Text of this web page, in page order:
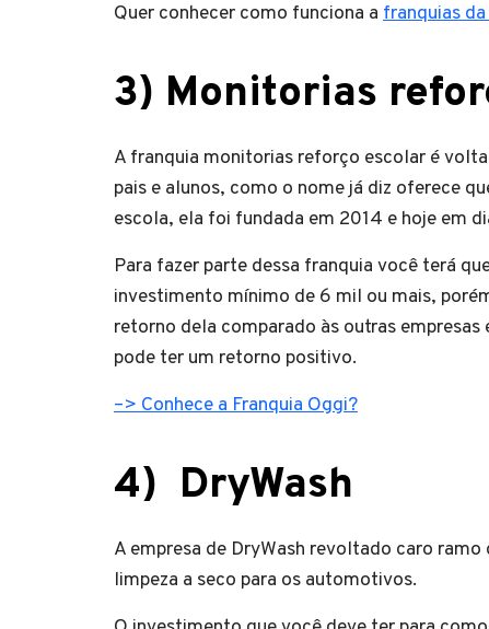
Quer conhecer como funciona a franquias
3) Monitorias
A franquia monitorias reforço escolar é
pais e alunos, como o nome já diz oferece
escola, ela foi fundada em 2014 e hoje em
Para fazer parte dessa franquia você terá
investimento mínimo de 6 mil ou mais,
retorno dela comparado às outras
pode ter um retorno positivo.
–> Conhece a Franquia Oggi?
4) DryWash
A empresa de DryWash revoltado caro
limpeza a seco para os automotivos.